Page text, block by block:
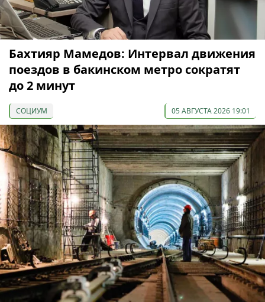
Бахтияр Мамедов: Интервал движения
поездов в бакинском метро сократят
до 2 минут
СОЦИУМ 05 АВГУСТА 2026 19:01